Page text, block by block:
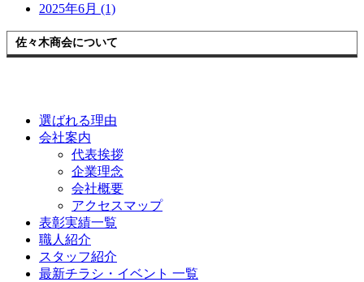
2025年6月 (1)
佐々木商会について
選ばれる理由
会社案内
代表挨拶
企業理念
会社概要
アクセスマップ
表彰実績一覧
職人紹介
スタッフ紹介
最新チラシ・イベント 一覧